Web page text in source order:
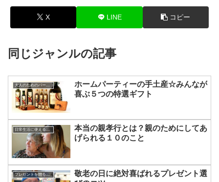
X LINE コピー
同じジャンルの記事
大人のためのパーティー・マナー
ホームパーティーの手土産☆みんなが
喜ぶ５つの特選ギフト
本当の親孝行とは？親のためにしてあ
げられる１０のこと
プレゼントを贈るコツ
敬老の日に絶対喜ばれるプレゼント選